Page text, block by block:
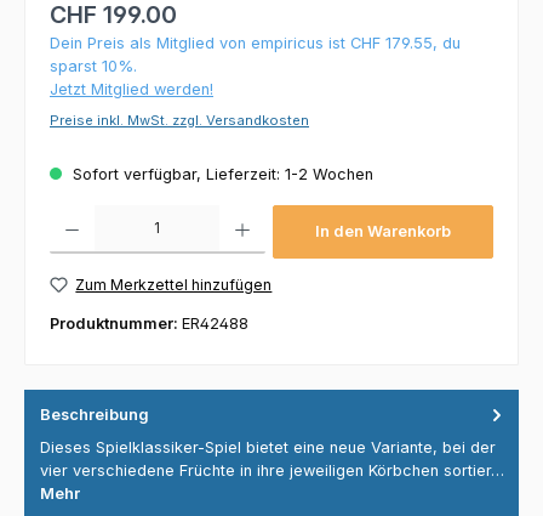
CHF 199.00
Dein Preis als Mitglied von empiricus ist CHF 179.55, du
sparst 10%.
Jetzt Mitglied werden!
Preise inkl. MwSt. zzgl. Versandkosten
Sofort verfügbar, Lieferzeit: 1-2 Wochen
In den Warenkorb
Zum Merkzettel hinzufügen
Produktnummer: ER42488
Beschreibung
Dieses Spielklassiker-Spiel bietet eine neue Variante, bei der
vier verschiedene Früchte in ihre jeweiligen Körbchen sortier…
Mehr